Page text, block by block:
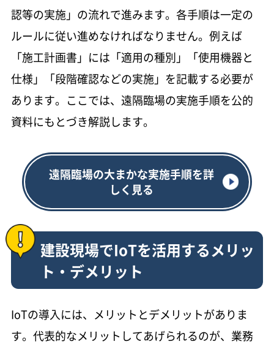
認等の実施」の流れで進みます。各手順は一定の
ルールに従い進めなければなりません。例えば
「施工計画書」には「適用の種別」「使用機器と
仕様」「段階確認などの実施」を記載する必要が
あります。ここでは、遠隔臨場の実施手順を公的
資料にもとづき解説します。
遠隔臨場の大まかな実施手順を詳
しく見る
建設現場でIoTを活用するメリッ
ト・デメリット
IoTの導入には、メリットとデメリットがありま
す。代表的なメリットしてあげられるのが、業務